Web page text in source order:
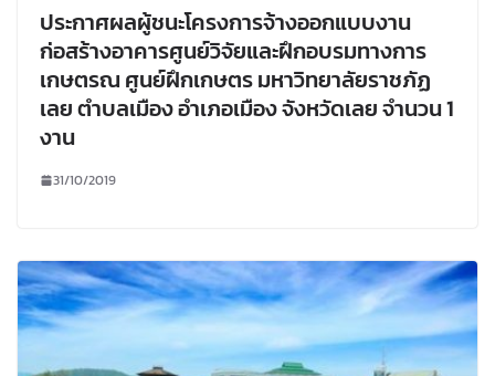
ประกาศผลผู้ชนะโครงการจ้างออกแบบงาน
ก่อสร้างอาคารศูนย์วิจัยและฝึกอบรมทางการ
เกษตรณ ศูนย์ฝึกเกษตร มหาวิทยาลัยราชภัฏ
เลย ตำบลเมือง อำเภอเมือง จังหวัดเลย จำนวน 1
งาน
31/10/2019